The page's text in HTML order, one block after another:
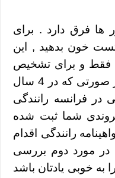
ها فرق دارد . برای
خون بدهید , این
فقط و برای تشخیص
اعتیاد هم هست و همینطور در صورتی که در 4 سال
در فرانسه رانندگی
شما ثبت شده
رانندگی اقدام
در مورد دوم بررسی
به خوبی یادتان باشد